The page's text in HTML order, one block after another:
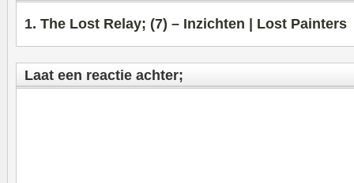
The Lost Relay; (7) – Inzichten | Lost Painters
Laat een reactie achter;